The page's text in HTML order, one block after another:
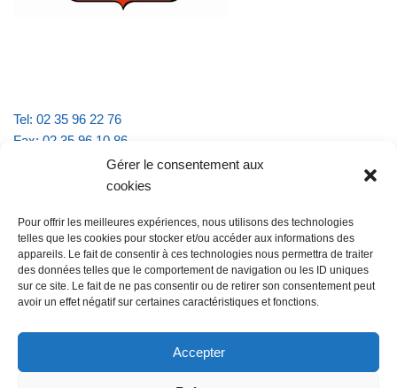
Gérer le consentement aux
cookies
Pour offrir les meilleures expériences, nous utilisons des technologies
telles que les cookies pour stocker et/ou accéder aux informations des
appareils. Le fait de consentir à ces technologies nous permettra de traiter
des données telles que le comportement de navigation ou les ID uniques
sur ce site. Le fait de ne pas consentir ou de retirer son consentement peut
avoir un effet négatif sur certaines caractéristiques et fonctions.
Accepter
Tel: 02 35 96 22 76
Fax: 02 35 96 10 86
Email : mairie.vattevillelarue@wanadoo.fr
lundi et jeudi de 9h à 11h30
mardi et vendredi de 16h à 18h30